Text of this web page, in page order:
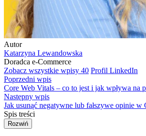
Autor
Katarzyna Lewandowska
Doradca e-Commerce
Zobacz wszystkie wpisy 40 Profil LinkedIn
Poprzedni wpis
Core Web Vitals – co to jest i jak wpływa na
Następny wpis
Jak usunąć negatywne lub fałszywe opinie w
Spis treści
Rozwiń